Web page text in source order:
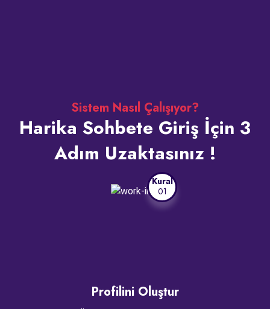
Sistem Nasıl Çalışıyor?
Harika Sohbete Giriş İçin 3
Adım Uzaktasınız !
Kural
01
Profilini Oluştur